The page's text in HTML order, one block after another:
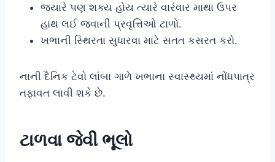
જ્યારે પણ શક્ય હોય ત્યારે વારંવાર માથા ઉપર
હાથ લઈ જવાની પ્રવૃત્તિઓ ટાળો.
ખભાની સ્થિરતા સુધારવા માટે સતત કસરત કરો.
નાની દૈનિક ટેવો લાંબા ગાળે ખભાના સ્વાસ્થ્યમાં નોંધપાત્ર
તફાવત લાવી શકે છે.
ટાળવા જેવી ભૂલો